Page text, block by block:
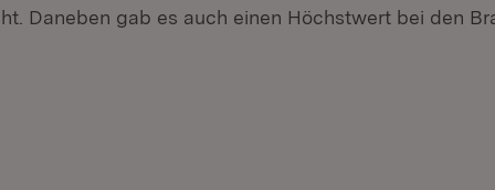
Daneben gab es auch einen Höchstwert bei den